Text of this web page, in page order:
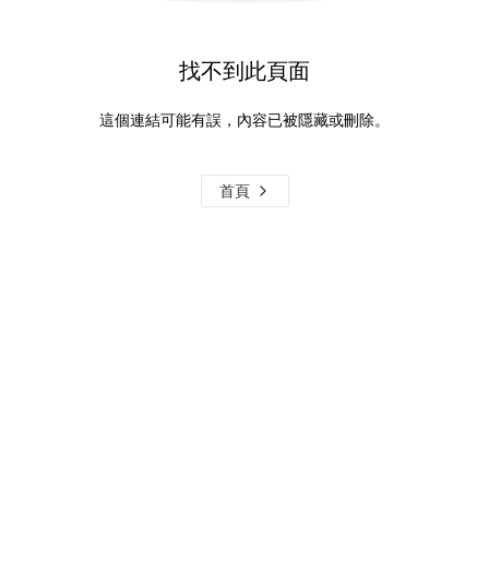
找不到此頁面
這個連結可能有誤，內容已被隱藏或刪除。
首頁